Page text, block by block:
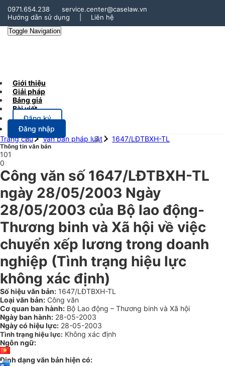
0971.654.238
service.center@caselaw.vn
Hướng dẫn sử dụng
Liên hệ
Toggle Navigation
Giới thiệu
Giải pháp
Bảng giá
Bài viết
Đăng ký
Đăng nhập
Trang chủ
Văn bản pháp luật 1647/LĐTBXH-TL
Thông tin văn bản
101
0
Công văn số 1647/LĐTBXH-TL
ngày 28/05/2003 Ngày
28/05/2003 của Bộ lao động-
Thương binh và Xã hội về việc
chuyển xếp lương trong doanh
nghiệp (Tình trạng hiệu lực
không xác định)
Số hiệu văn bản: 1647/LĐTBXH-TL
Loại văn bản: Công văn
Cơ quan ban hành: Bộ Lao động – Thương binh và Xã hội
Ngày ban hành: 28-05-2003
Ngày có hiệu lực: 28-05-2003
Tình trạng hiệu lực: Không xác định
Ngôn ngữ:
Định dạng văn bản hiện có: